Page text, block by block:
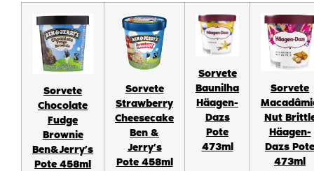
Sorvete
Chocolate
Fudge
Brownie
Ben&Jerry’s
Pote 458ml
Sorvete
Strawberry
Cheesecake
Ben &
Jerry’s
Pote 458ml
Sorvete
Baunilha
Häagen-
Dazs
Pote
473ml
Sorvete
Nut
Häagen-
Dazs Pote
473ml